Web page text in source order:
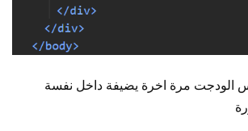
الودجت مرة اخرة يضيفة داخل نفسة